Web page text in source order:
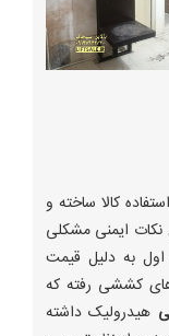
کالا ساخته و
نکات ایمنی مشکلی
اول به دلیل قیمت
های کششی رفته که
هیدرولیک داشته